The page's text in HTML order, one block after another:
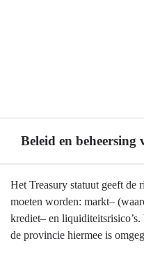
Beleid en beheersing
Terug
naar
navigatie
Het Treasury statuut geeft de
moeten worden: markt–
krediet– en
de provincie hiermee is